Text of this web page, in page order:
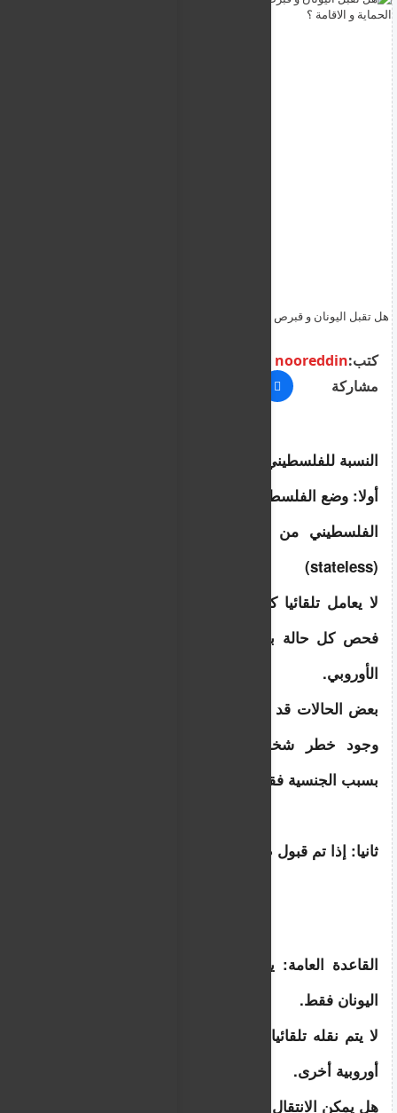
هل تقبل اليونان و قبرص الفلسطيني من غزة كلاجئ و هل يمنح الحماية
كتب:nooreddin
مشاركة
النسبة للفلسطيني . غزة
أولا: وضع الفلسطيني من قطاع غزة
(stateless)
الأوروبي.
بسبب الجنسية فقط.
ثانيا: إذا تم قبول طلب اللجوء في اليونان
اليونان فقط.
أوروبية أخرى.
هل يمكن الانتقال لدولة أخرى؟